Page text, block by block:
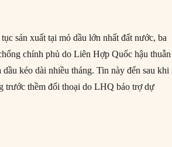
sản xuất tại mỏ dầu lớn nhất đất nước, ba
chính phủ do Liên Hợp Quốc hậu thuẫn
kéo dài nhiều tháng. Tin này đến sau khi
trước thềm đối thoại do LHQ bảo trợ dự